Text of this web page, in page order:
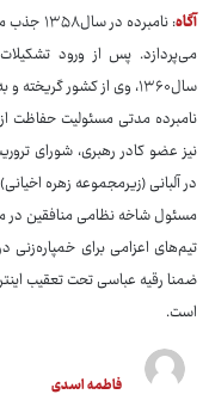
آگاه
:
می‌پردازد. پس از ورود
سال۱۳۶۰، وی از کشور گریخته و به مقر منافقین در عراق ملحق می‌شود.
نامبرده مدتی مسئولیت حفاظت
نیز عضو کادر رهبری، شورای
در آلبانی (زیرمجموعه زهره
تیم‌های اعزامی برای
است.
فاطمه اسدی